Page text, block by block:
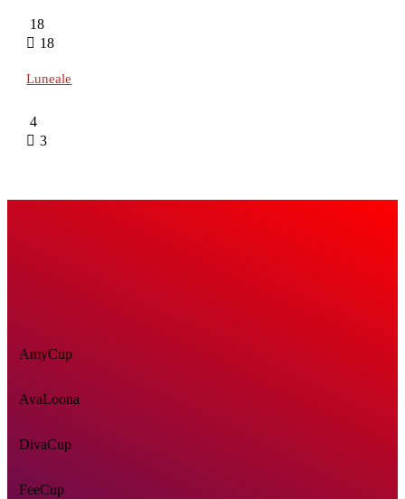
18
18
Luneale
4
3
AmyCup
AvaLoona
DivaCup
FeeCup